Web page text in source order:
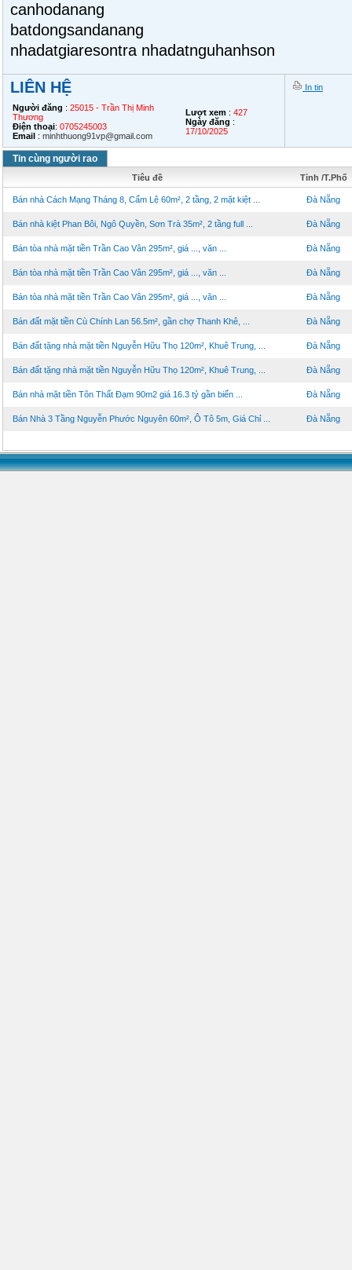
canhodanang
batdongsandanang
nhadatgiaresontra nhadatnguhanhson
LIÊN HỆ
Người đăng : 25015 - Trần Thị Minh
Thương
Điện thoại: 0705245003
Email : minhthuong91vp@gmail.com
Lượt xem : 427
Ngày đăng :
17/10/2025
In tin
Tin cùng người rao
Tiêu đề Tỉnh /T.Phố
Bán nhà Cách Mạng Tháng 8, Cẩm Lệ 60m², 2 tầng, 2 mặt kiệt ... Đà Nẵng
Bán nhà kiệt Phan Bôi, Ngô Quyền, Sơn Trà 35m², 2 tầng full ... Đà Nẵng
Bán tòa nhà mặt tiền Trần Cao Vân 295m², giá ..., văn ... Đà Nẵng
Bán tòa nhà mặt tiền Trần Cao Vân 295m², giá ..., văn ... Đà Nẵng
Bán tòa nhà mặt tiền Trần Cao Vân 295m², giá ..., văn ... Đà Nẵng
Bán đất mặt tiền Cù Chính Lan 56.5m², gần chợ Thanh Khê, ... Đà Nẵng
Bán đất tặng nhà mặt tiền Nguyễn Hữu Thọ 120m², Khuê Trung, ... Đà Nẵng
Bán đất tặng nhà mặt tiền Nguyễn Hữu Thọ 120m², Khuê Trung, ... Đà Nẵng
Bán nhà mặt tiền Tôn Thất Đạm 90m2 giá 16.3 tỷ gần biển ... Đà Nẵng
Bán Nhà 3 Tầng Nguyễn Phước Nguyên 60m², Ô Tô 5m, Giá Chỉ ... Đà Nẵng